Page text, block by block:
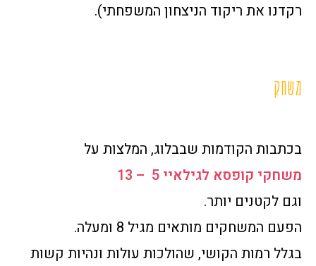
רקדנו את ריקוד הניצחון המשפחתי).
משחק
בכתבות הקודמות שבבלוג, המלצות על
משחקי קופסא לגילאיי 5 – 13
וגם לקטנים יותר.
הפעם המשחקים מותאים מגיל 8 ומעלה.
בגלל רמות הקושי, שהולכות עולות ונהיות קשות